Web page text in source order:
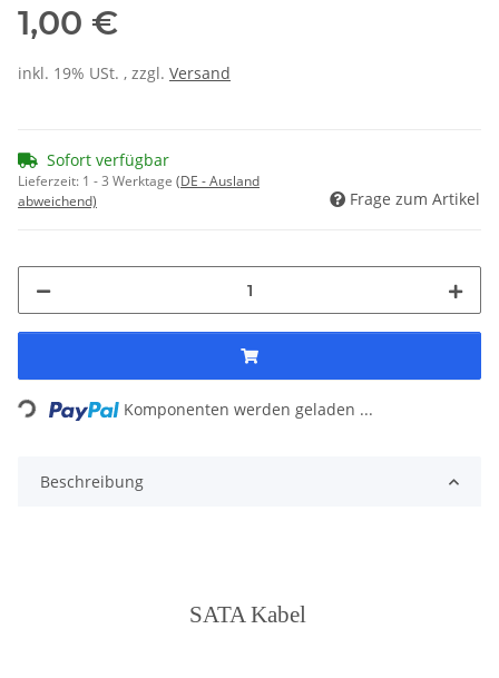
1,00 €
inkl. 19% USt. , zzgl. Versand
Sofort verfügbar
Lieferzeit: 1 - 3 Werktage (DE - Ausland
abweichend)
Frage zum Artikel
Loading... Komponenten werden geladen ...
Beschreibung
SATA Kabel